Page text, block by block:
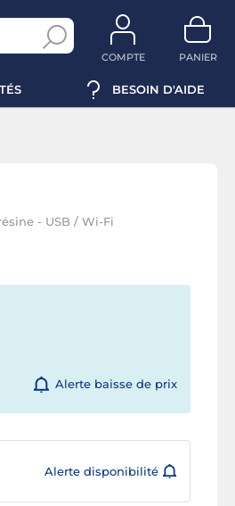
COMPTE PANIER
BESOIN D'AIDE
- USB / Wi-Fi
Alerte baisse de prix
Alerte disponibilité